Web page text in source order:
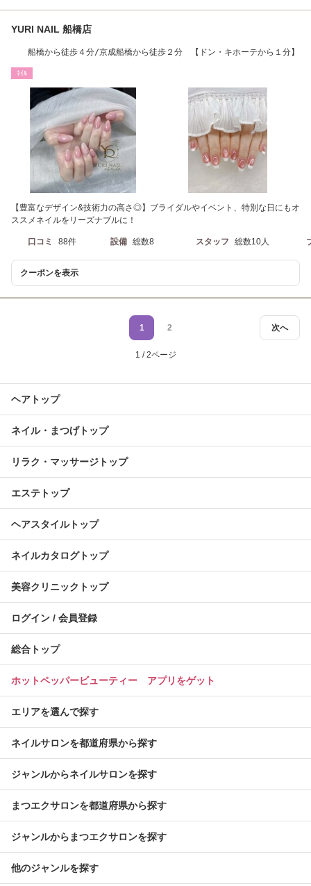
YURI NAIL 船橋店
船橋から徒歩４分/京成船橋から徒歩２分 【ドン・キホーテから１分】
ﾈｲﾙ
【豊富なデザイン&技術力の高さ◎】ブライダルやイベント、特別な日にもオ
ススメネイルをリーズナブルに！
口コミ 88件 設備 総数8 スタッフ 総数10人
クーポンを表示
次へ
1 2
1 / 2ページ
ヘアトップ
ネイル・まつげトップ
リラク・マッサージトップ
エステトップ
ヘアスタイルトップ
ネイルカタログトップ
美容クリニックトップ
ログイン / 会員登録
総合トップ
ホットペッパービューティー アプリをゲット
エリアを選んで探す
ネイルサロンを都道府県から探す
ジャンルからネイルサロンを探す
まつエクサロンを都道府県から探す
ジャンルからまつエクサロンを探す
他のジャンルを探す